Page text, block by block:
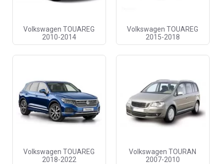
Volkswagen TOUAREG
2010-2014
Volkswagen TOUAREG
2015-2018
Volkswagen TOUAREG
2018-2022
Volkswagen TOURAN
2007-2010